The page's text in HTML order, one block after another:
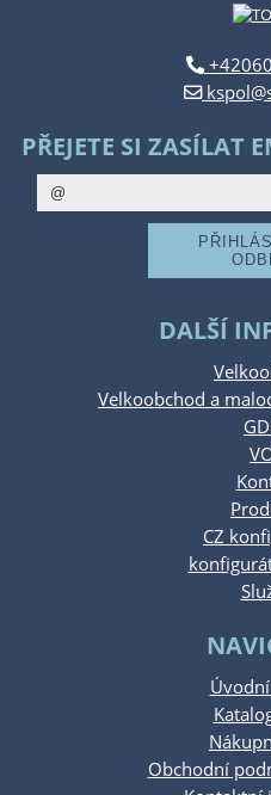
PŘEJETE SI ZASÍLAT
DALŠÍ
Velkoobchod a
CZ
Obchodní